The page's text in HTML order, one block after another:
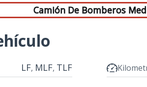
Camión De Bomberos
LF, MLF, TLF